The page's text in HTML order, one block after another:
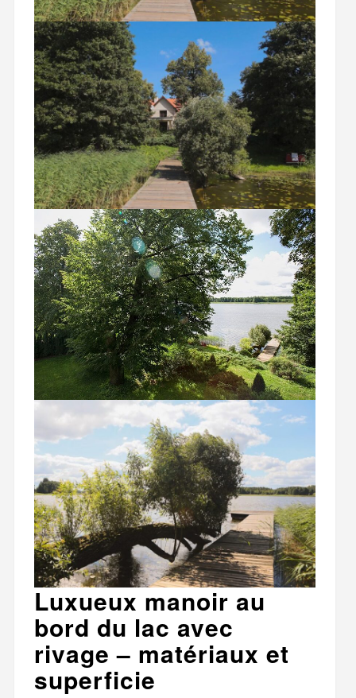
Luxueux manoir au
bord du lac avec
rivage – matériaux et
superficie